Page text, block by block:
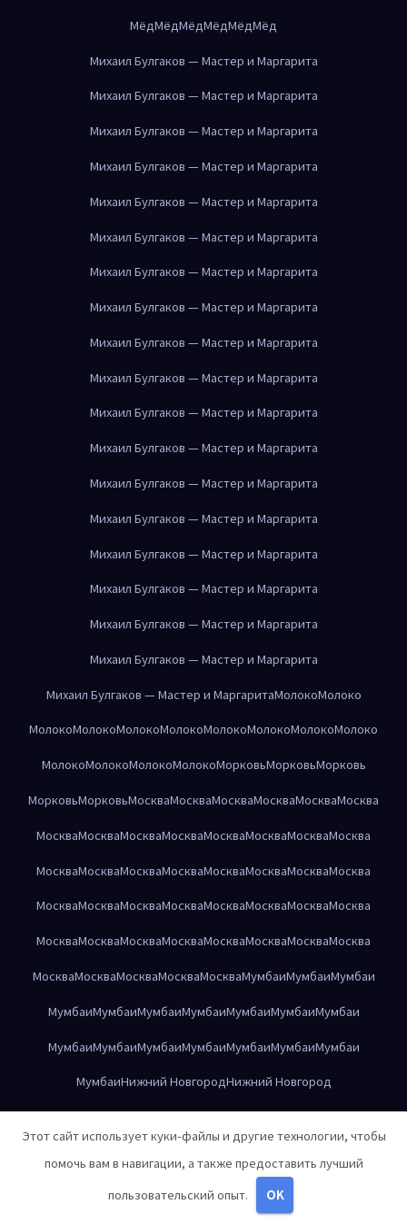
МёдМёдМёдМёдМёдМёд
Михаил Булгаков — Мастер и Маргарита
Михаил Булгаков — Мастер и Маргарита
Михаил Булгаков — Мастер и Маргарита
Михаил Булгаков — Мастер и Маргарита
Михаил Булгаков — Мастер и Маргарита
Михаил Булгаков — Мастер и Маргарита
Михаил Булгаков — Мастер и Маргарита
Михаил Булгаков — Мастер и Маргарита
Михаил Булгаков — Мастер и Маргарита
Михаил Булгаков — Мастер и Маргарита
Михаил Булгаков — Мастер и Маргарита
Михаил Булгаков — Мастер и Маргарита
Михаил Булгаков — Мастер и Маргарита
Михаил Булгаков — Мастер и Маргарита
Михаил Булгаков — Мастер и Маргарита
Михаил Булгаков — Мастер и Маргарита
Михаил Булгаков — Мастер и Маргарита
Михаил Булгаков — Мастер и Маргарита
Михаил Булгаков — Мастер и МаргаритаМолокоМолоко
МолокоМолокоМолокоМолокоМолокоМолокоМолокоМолоко
МолокоМолокоМолокоМолокоМорковьМорковьМорковь
МорковьМорковьМоскваМоскваМоскваМоскваМоскваМосква
МоскваМоскваМоскваМоскваМоскваМоскваМоскваМосква
МоскваМоскваМоскваМоскваМоскваМоскваМоскваМосква
МоскваМоскваМоскваМоскваМоскваМоскваМоскваМосква
МоскваМоскваМоскваМоскваМоскваМоскваМоскваМосква
МоскваМоскваМоскваМоскваМоскваМумбаиМумбаиМумбаи
МумбаиМумбаиМумбаиМумбаиМумбаиМумбаиМумбаи
МумбаиМумбаиМумбаиМумбаиМумбаиМумбаиМумбаи
МумбаиНижний НовгородНижний Новгород
Нижний НовгородНижний НовгородНижний Новгород
Нижний Новгород Нижний Новгород
Этот сайт использует куки-файлы и другие технологии, чтобы
помочь вам в навигации, а также предоставить лучший
пользовательский опыт.
OK